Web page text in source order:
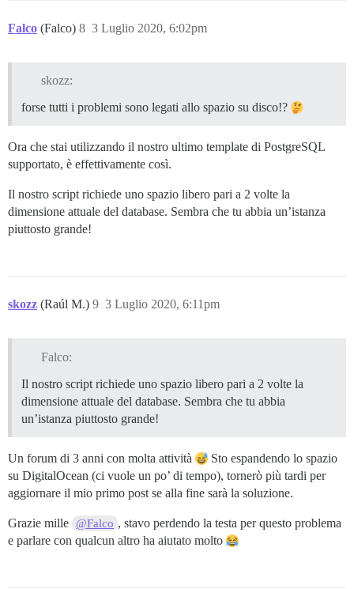
FALLITO
--------------------
Posizione dell'errore: /pups/lib/pups/
Esecuzione fallita con i parametri "/root/
** FALLIMENTO DELL'AVVIO ** scorri verso l'alto e
./discourse-doctor può aiutare a diagnosticare il
Falco (Falco) 3 Luglio 2020, 6:02pm
8
skozz:
forse tutti i problemi sono legati allo spazio su disco!?
Ora che stai utilizzando il nostro ultimo template di PostgreSQL
supportato, è effettivamente così.
Il nostro script richiede uno spazio libero pari a 2 volte la
dimensione attuale del database. Sembra che tu abbia un’istanza
piuttosto grande!
skozz (Raúl M.) 3 Luglio 2020, 6:11pm
9
Falco:
Il nostro script richiede uno spazio libero pari a 2 volte la
dimensione attuale del database. Sembra che tu abbia
un’istanza piuttosto grande!
Un forum di 3 anni con molta attività
Sto espandendo lo spazio
su DigitalOcean (ci vuole un po’ di tempo), tornerò più tardi per
aggiornare il mio primo post se alla fine sarà la soluzione.
Grazie mille @Falco , stavo perdendo la testa per questo problema
e parlare con qualcun altro ha aiutato molto